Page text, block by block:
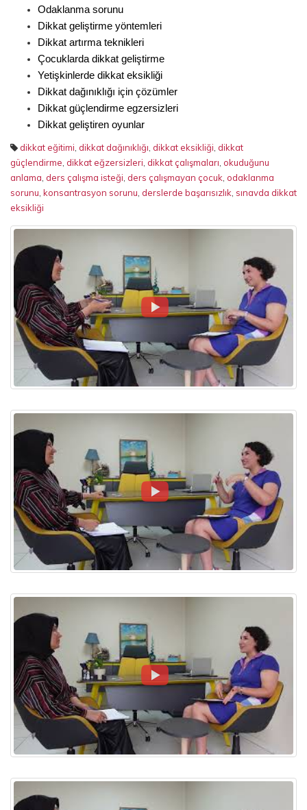
Odaklanma sorunu
Dikkat geliştirme yöntemleri
Dikkat artırma teknikleri
Çocuklarda dikkat geliştirme
Yetişkinlerde dikkat eksikliği
Dikkat dağınıklığı için çözümler
Dikkat güçlendirme egzersizleri
Dikkat geliştiren oyunlar
dikkat eğitimi dikkat dağınıklığı dikkat eksikliği dikkat
güçlendirme dikkat eğzersizleri dikkat çalışmaları okuduğunu
anlama ders çalışma isteği ders çalışmayan çocuk odaklanma
sorunu konsantrasyon sorunu derslerde başarısızlık sınavda dikkat
eksikliği